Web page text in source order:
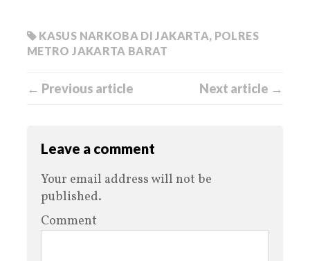
KASUS NARKOBA DI JAKARTA, POLRES
METRO JAKARTA BARAT
← Previous article Next article →
Leave a comment
Your email address will not be
published.
Comment